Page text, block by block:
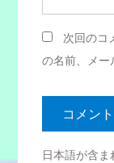
次回のコ
の名前、メー
日本語が含ま